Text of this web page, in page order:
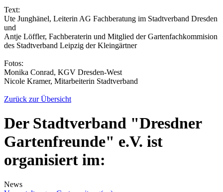
Text:
Ute Junghänel, Leiterin AG Fachberatung im Stadtverband Dresden
und
Antje Löffler, Fachberaterin und Mitglied der Gartenfachkommision
des Stadtverband Leipzig der Kleingärtner
Fotos:
Monika Conrad, KGV Dresden-West
Nicole Kramer, Mitarbeiterin Stadtverband
Zurück zur Übersicht
Der Stadtverband "Dresdner
Gartenfreunde" e.V. ist
organisiert im:
News